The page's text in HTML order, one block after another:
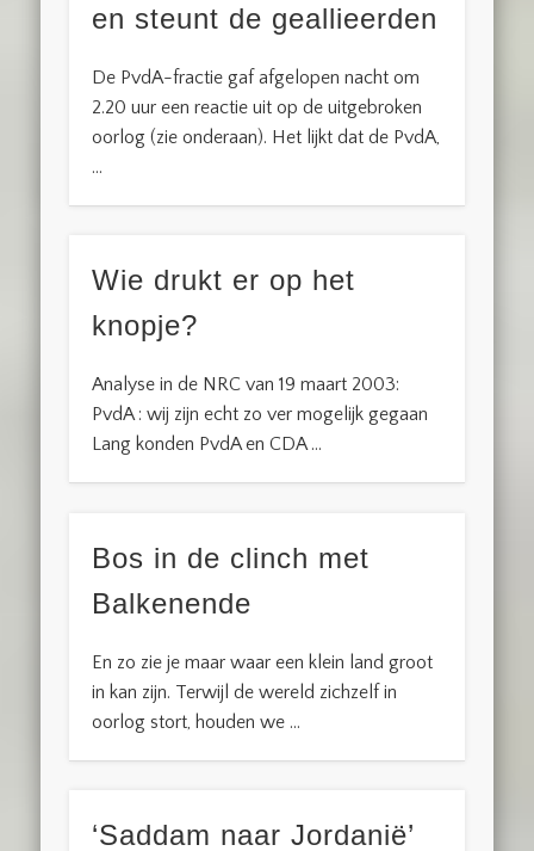
en steunt de geallieerden
De PvdA-fractie gaf afgelopen nacht om
2.20 uur een reactie uit op de uitgebroken
oorlog (zie onderaan). Het lijkt dat de PvdA,
…
Wie drukt er op het
knopje?
Analyse in de NRC van 19 maart 2003:
PvdA : wij zijn echt zo ver mogelijk gegaan
Lang konden PvdA en CDA …
Bos in de clinch met
Balkenende
En zo zie je maar waar een klein land groot
in kan zijn. Terwijl de wereld zichzelf in
oorlog stort, houden we …
‘Saddam naar Jordanië’